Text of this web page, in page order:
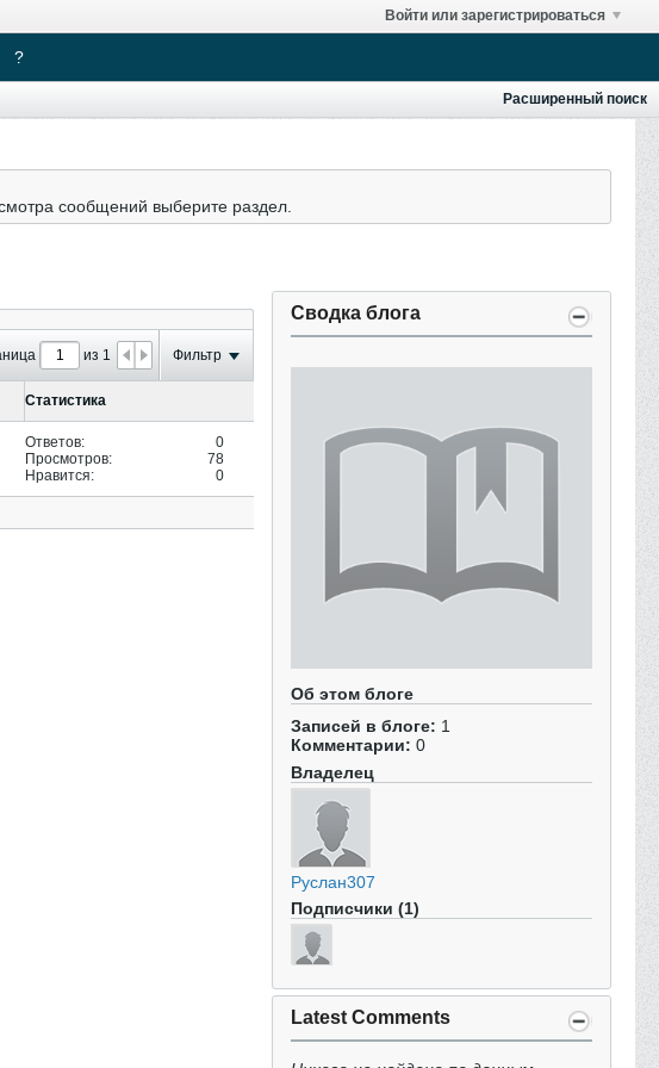
Войти или зарегистрироваться
?
Расширенный поиск
сообщений выберите раздел.
Сводка блога
Об этом блоге
Записей в блоге: 1
Комментарии: 0
Владелец
Руслан307
Подписчики (1)
Latest Comments
из 1 Фильтр
Статистика
Ответов:
0
Просмотров:
78
Нравится:
0